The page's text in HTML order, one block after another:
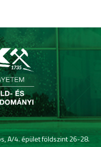
A/4. épület földszint 26-28.